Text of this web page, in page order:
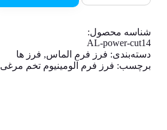
شناسه محصول:
AL-power-cut14
دسته‌بندی: فرز فرم الماس, فرز ها
برچسب: فرز فرم آلومینیوم تخم مرغی